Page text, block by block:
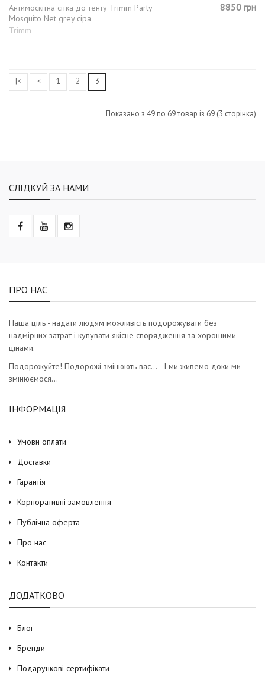
Антимоскітна сітка до тенту Trimm Party
Mosquito Net grey сіра
Trimm
8850 грн
|< < 1 2 3
Показано з 49 по 69 товар із 69 (3 сторінка)
СЛІДКУЙ ЗА НАМИ
ПРО НАС
Наша ціль - надати людям можливість подорожувати без
надмірних затрат і купувати якісне спорядження за хорошими
цінами.
Подорожуйте! Подорожі змінюють вас… І ми живемо доки ми
змінюємося…
ІНФОРМАЦІЯ
Умови оплати
Доставки
Гарантія
Корпоративні замовлення
Публічна оферта
Про нас
Контакти
ДОДАТКОВО
Блог
Бренди
Подарункові сертифікати